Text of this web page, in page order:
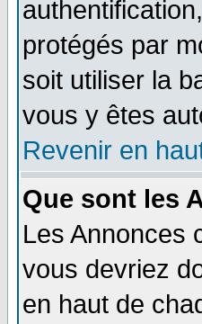
protégés par
soit utiliser la
vous y êtes
Revenir en
Que sont les
Les Annonces
vous devriez
en haut de